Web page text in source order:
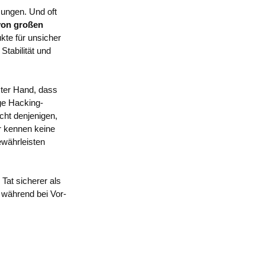
Und oft
großen
für unsicher
und
Hand, dass
Hacking-
denjenigen,
kennen keine
sicherer als
bei Vor-